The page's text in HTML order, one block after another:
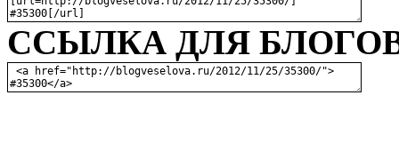
ССЫЛКА ДЛЯ БЛОГОВ